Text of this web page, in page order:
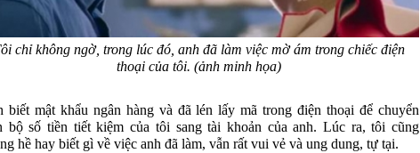
chỉ không ngờ, trong lúc đó, anh đã làm việc mờ ám trong chiếc điện
thoại của tôi. (ảnh minh họa)
biết mật khẩu ngân hàng và đã lén lấy mã trong điện thoại để chuyển
bộ số tiền tiết kiệm của tôi sang tài khoản của anh. Lúc ra, tôi cũng
hề hay biết gì về việc anh đã làm, vẫn rất vui vẻ và ung dung, tự tại.